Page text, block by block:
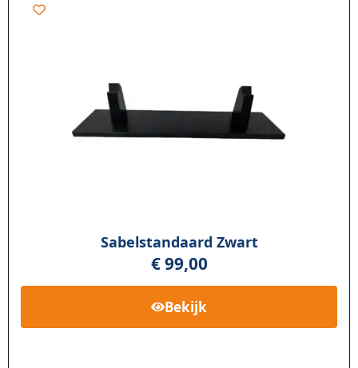
Sabelstandaard Zwart
€99,00
Bekijk